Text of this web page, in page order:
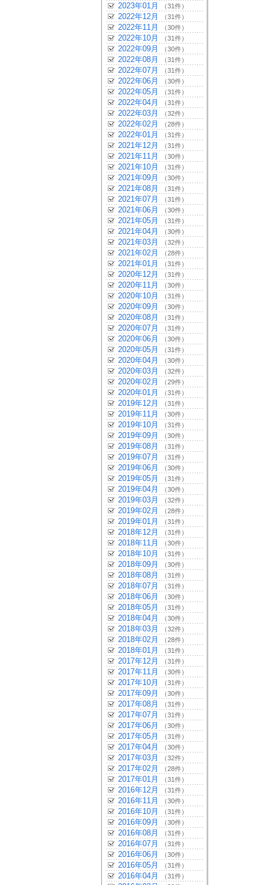
2023年01月 （31件）
2022年12月 （31件）
2022年11月 （30件）
2022年10月 （31件）
2022年09月 （30件）
2022年08月 （31件）
2022年07月 （31件）
2022年06月 （30件）
2022年05月 （31件）
2022年04月 （31件）
2022年03月 （32件）
2022年02月 （28件）
2022年01月 （31件）
2021年12月 （31件）
2021年11月 （30件）
2021年10月 （31件）
2021年09月 （30件）
2021年08月 （31件）
2021年07月 （31件）
2021年06月 （30件）
2021年05月 （31件）
2021年04月 （30件）
2021年03月 （32件）
2021年02月 （28件）
2021年01月 （31件）
2020年12月 （31件）
2020年11月 （30件）
2020年10月 （31件）
2020年09月 （30件）
2020年08月 （31件）
2020年07月 （31件）
2020年06月 （30件）
2020年05月 （31件）
2020年04月 （30件）
2020年03月 （32件）
2020年02月 （29件）
2020年01月 （31件）
2019年12月 （31件）
2019年11月 （30件）
2019年10月 （31件）
2019年09月 （30件）
2019年08月 （31件）
2019年07月 （31件）
2019年06月 （30件）
2019年05月 （31件）
2019年04月 （30件）
2019年03月 （32件）
2019年02月 （28件）
2019年01月 （31件）
2018年12月 （31件）
2018年11月 （30件）
2018年10月 （31件）
2018年09月 （30件）
2018年08月 （31件）
2018年07月 （31件）
2018年06月 （30件）
2018年05月 （31件）
2018年04月 （30件）
2018年03月 （32件）
2018年02月 （28件）
2018年01月 （31件）
2017年12月 （31件）
2017年11月 （30件）
2017年10月 （31件）
2017年09月 （30件）
2017年08月 （31件）
2017年07月 （31件）
2017年06月 （30件）
2017年05月 （31件）
2017年04月 （30件）
2017年03月 （32件）
2017年02月 （28件）
2017年01月 （31件）
2016年12月 （31件）
2016年11月 （30件）
2016年10月 （31件）
2016年09月 （30件）
2016年08月 （31件）
2016年07月 （31件）
2016年06月 （30件）
2016年05月 （31件）
2016年04月 （31件）